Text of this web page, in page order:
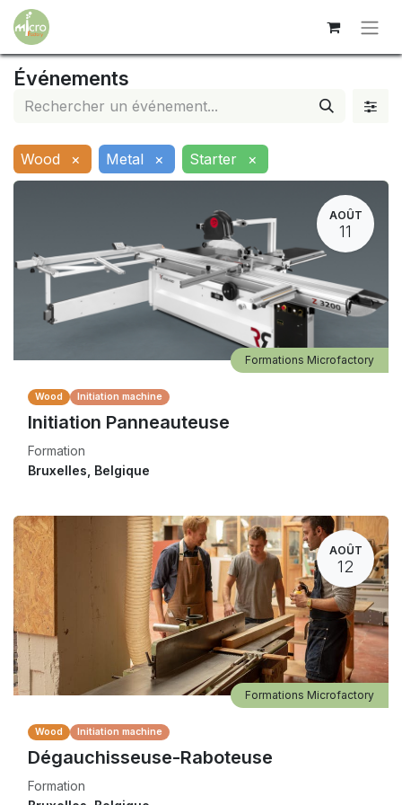
Événements
Wood × Metal × Starter ×
AOÛT
11
Wood Initiation machine
Initiation Panneauteuse
Formation
Formations Microfactory
Bruxelles Belgique
AOÛT
12
Wood Initiation machine
Dégauchisseuse-Raboteuse
Formation
Formations Microfactory